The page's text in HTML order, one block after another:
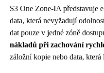
S3 One Zone-IA představuje
data, která nevyžadují
dat pouze v jedné zóně
nákladů při zachování
záložní kopie nebo data,